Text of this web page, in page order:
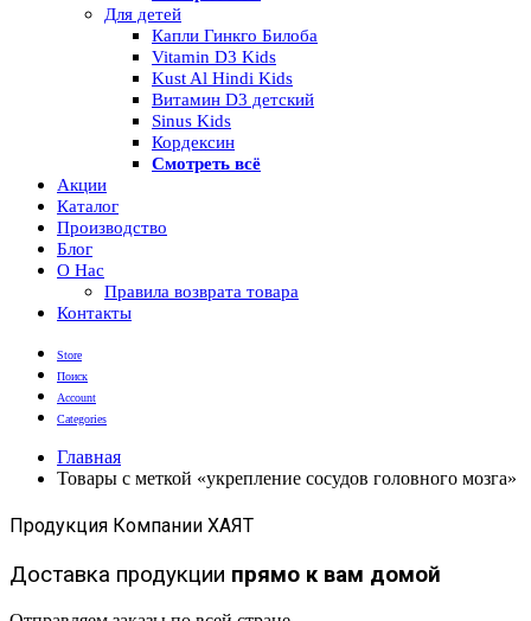
Для детей
Капли Гинкго Билоба
Vitamin D3 Kids
Kust Al Hindi Kids
Витамин D3 детский
Sinus Kids
Кордексин
Смотреть всё
Акции
Каталог
Производство
Блог
О Нас
Правила возврата товара
Контакты
Store
Поиск
Account
Categories
Главная
Товары с меткой «укрепление сосудов головного мозга»
Продукция Компании ХАЯТ
Доставка продукции прямо к вам домой